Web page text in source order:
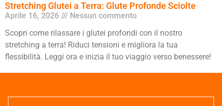
Stretching Glutei a Terra: Glute Profonde Sciolte
Aprile 16, 2026
Nessun commento
Scopri come rilassare i glutei profondi con il nostro
stretching a terra! Riduci tensioni e migliora la tua
flessibilità. Leggi ora e inizia il tuo viaggio verso benessere!